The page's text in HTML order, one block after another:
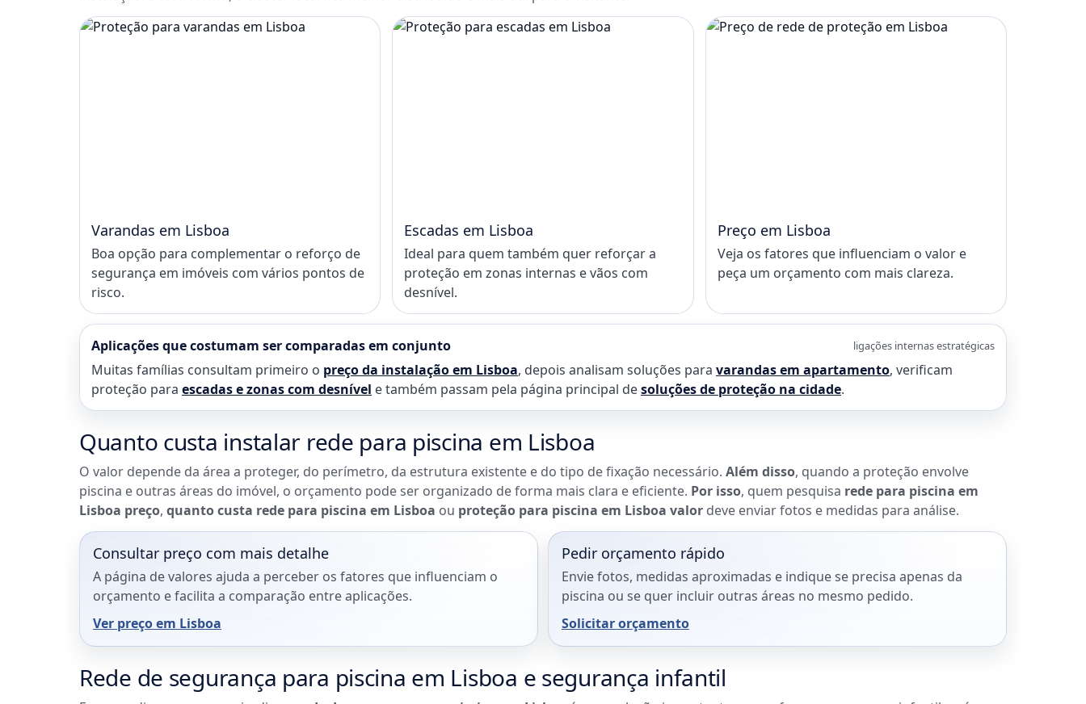
Varandas em Lisboa
Boa opção para complementar o reforço de
segurança em imóveis com vários pontos de
risco.
Escadas em Lisboa
Ideal para quem também quer reforçar a
proteção em zonas internas e vãos com
desnível.
Preço em Lisboa
Veja os fatores que influenciam o valor e
peça um orçamento com mais clareza.
Aplicações que costumam ser comparadas em conjunto ligações internas estratégicas
Muitas famílias consultam primeiro o preço da instalação em Lisboa, depois analisam soluções para varandas em apartamento, verificam
proteção para escadas e zonas com desnível e também passam pela página principal desoluções de proteção na cidade.
Quanto custa instalar rede para piscina em Lisboa
O valor depende da área a proteger, do perímetro, da estrutura existente e do tipo de fixação necessário. Além disso, quando a proteção envolve
piscina e outras áreas do imóvel, o orçamento pode ser organizado de forma mais clara e eficiente. Por isso, quem pesquisa rede para piscina em
Lisboa preço, quanto custa rede para piscina em Lisboa ou proteção para piscina em Lisboa valor deve enviar fotos e medidas para análise.
Consultar preço com mais detalhe
A página de valores ajuda a perceber os fatores que influenciam o
orçamento e facilita a comparação entre aplicações.
Ver preço em Lisboa
Pedir orçamento rápido
Envie fotos, medidas aproximadas e indique se precisa apenas da
piscina ou se quer incluir outras áreas no mesmo pedido.
Solicitar orçamento
Rede de segurança para piscina em Lisboa e segurança infantil